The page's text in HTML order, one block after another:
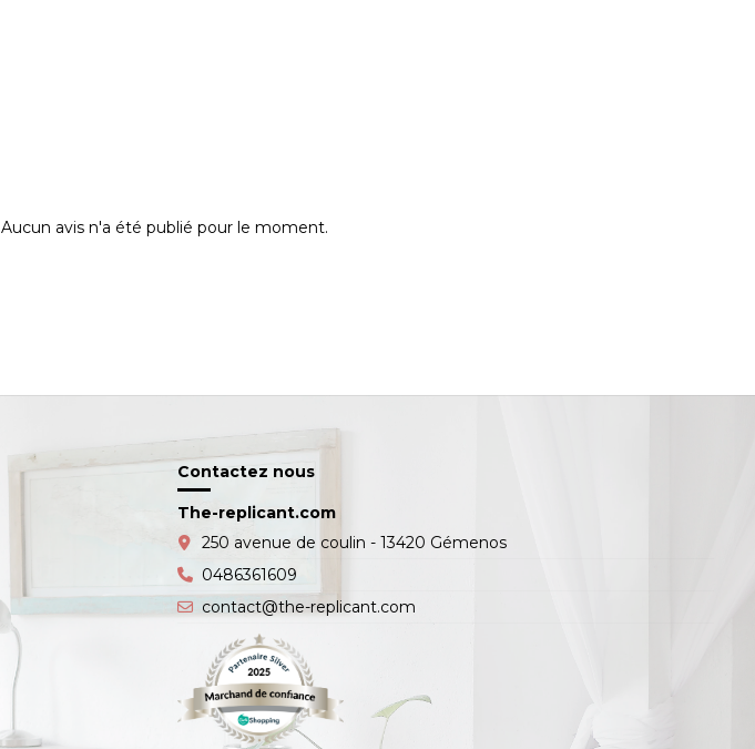
Aucun avis n'a été publié pour le moment.
Contactez nous
The-replicant.com
250 avenue de coulin - 13420 Gémenos
0486361609
contact@the-replicant.com